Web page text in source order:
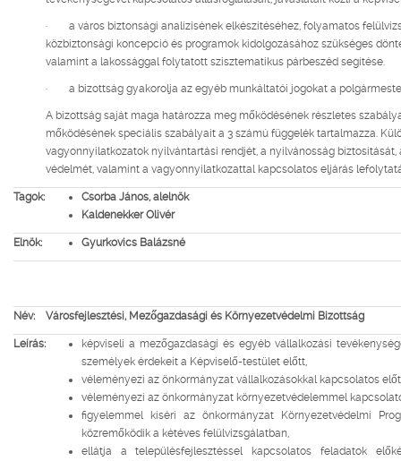
· a város biztonsági analízisének elkészítéséhez, folyamatos
közbiztonsági koncepció és programok kidolgozásához szükséges
valamint a lakossággal folytatott szisztematikus párbeszéd segítése.
· a bizottság gyakorolja az egyéb munkáltatói jogokat a
A bizottság saját maga határozza meg mőködésének részletes
mőködésének speciális szabályait a 3 számú függelék tartalmazza.
vagyonnyilatkozatok nyilvántartási rendjét, a nyilvánosság biztosítását,
védelmét, valamint a vagyonnyilatkozattal kapcsolatos eljárás
Tagok:
Csorba János, alelnök
Kaldenekker Olivér
Elnök: Gyurkovics Balázsné
Név: Városfejlesztési, Mezőgazdasági és Környezetvédelmi Bizottság
Leírás:
képviseli a mezőgazdasági és egyéb vállalkozási
személyek érdekeit a Képviselő-testület előtt,
véleményezi az önkormányzat vállalkozásokkal kapcsolatos
véleményezi az önkormányzat környezetvédelemmel
figyelemmel kíséri az önkormányzat Környezetvédelmi
közremőködik a kétéves felülvizsgálatban,
ellátja a településfejlesztéssel kapcsolatos feladatok